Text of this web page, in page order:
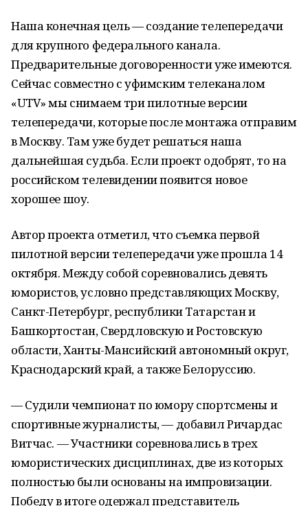
Наша конечная цель — создание телепередачи
для крупного федерального канала.
Предварительные договоренности уже имеются.
Сейчас совместно с уфимским телеканалом
«UTV» мы снимаем три пилотные версии
телепередачи, которые после монтажа отправим
в Москву. Там уже будет решаться наша
дальнейшая судьба. Если проект одобрят, то на
российском телевидении появится новое
хорошее шоу.
Автор проекта отметил, что съемка первой
пилотной версии телепередачи уже прошла 14
октября. Между собой соревновались девять
юмористов, условно представляющих Москву,
Санкт-Петербург, республики Татарстан и
Башкортостан, Свердловскую и Ростовскую
области, Ханты-Мансийский автономный округ,
Краснодарский край, а также Белоруссию.
— Судили чемпионат по юмору спортсмены и
спортивные журналисты, — добавил Ричардас
Витчас. — Участники соревновались в трех
юмористических дисциплинах, две из которых
полностью были основаны на импровизации.
Победу в итоге одержал представитель